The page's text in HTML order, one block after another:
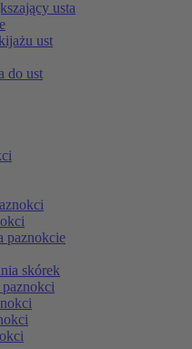
usta
ust
do ust
paznokcie
skórek